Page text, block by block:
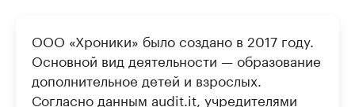
ООО «Хроники» было создано в 2017 году.
Основной вид деятельности — образование
дополнительное детей и взрослых.
Согласно данным audit.it, учредителями